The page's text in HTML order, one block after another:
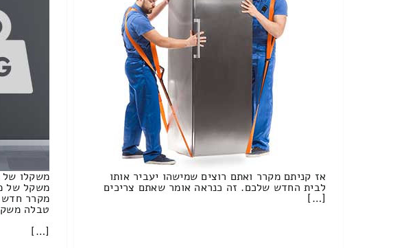
אז קניתם מקרר ואתם רוצים שמישהו יעביר אותו
לבית החדש שלכם. זה כנראה אומר שאתם צריכים
[…]
משקלו של
משקל של
מקרר חדש
טבלה
[…]